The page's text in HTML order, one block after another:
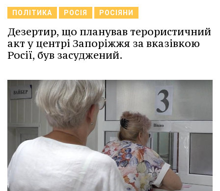
ПОЛІТИКА РОСІЯ РОСІЯНИ
Дезертир, що планував терористичний
акт у центрі Запоріжжя за вказівкою
Росії, був засуджений.